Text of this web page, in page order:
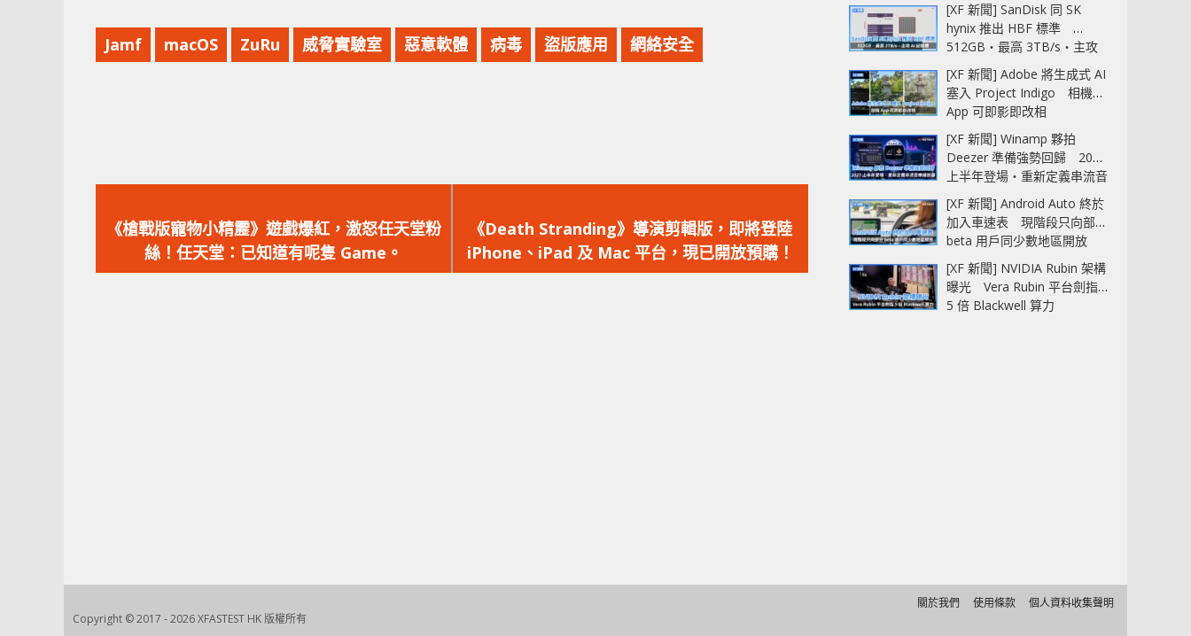
Jamf macOS ZuRu 威脅實驗室 惡意軟體 病毒 盜版應用 網絡安全
一
篇
文
《槍戰版寵物小精靂》遊戲爆紅，激怒任天堂粉
絲！任天堂：已知道有呢隻 Game。
一
篇
文
《Death Stranding》導演剪輯版，即將登陸
iPhone、iPad 及 Mac 平台，現已開放預購！
[XF 新聞] SanDisk 同 SK
hynix 推出 HBF 標準
512GB‧最高 3TB/s‧主攻
AI 記憶體
[XF 新聞] Adobe 將生成式 AI
塞入 Project Indigo 相機
App 可即影即改相
[XF 新聞] Winamp 夥拍
Deezer 準備強勢回歸 2027
上半年登場‧重新定義串流音
樂播放器
[XF 新聞] Android Auto 終於
加入車速表 現階段只向部分
beta 用戶同少數地區開放
[XF 新聞] NVIDIA Rubin 架構
曝光 Vera Rubin 平台劍指
5 倍 Blackwell 算力
Copyright © 2017 - 2026 XFASTEST HK 版權所有
關於我們 使用條款 個人資料收集聲明